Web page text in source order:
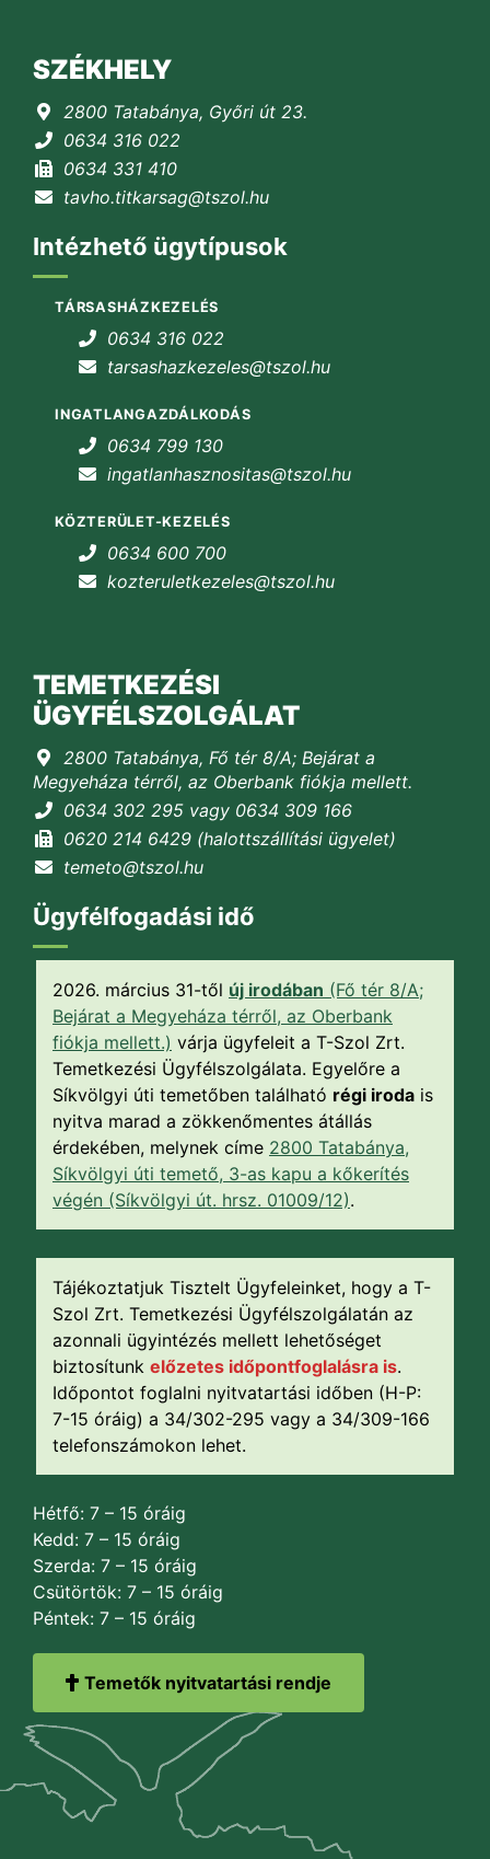
SZÉKHELY
2800 Tatabánya, Győri út 23.
0634 316 022
0634 331 410
tavho.titkarsag@tszol.hu
Intézhető ügytípusok
TÁRSASHÁZKEZELÉS
0634 316 022
tarsashazkezeles@tszol.hu
INGATLANGAZDÁLKODÁS
0634 799 130
ingatlanhasznositas@tszol.hu
KÖZTERÜLET-KEZELÉS
0634 600 700
kozteruletkezeles@tszol.hu
TEMETKEZÉSI
ÜGYFÉLSZOLGÁLAT
2800 Tatabánya, Fő tér 8/A; Bejárat a
Megyeháza térről, az Oberbank fiókja mellett.
0634 302 295 vagy 0634 309 166
0620 214 6429 (halottszállítási ügyelet)
temeto@tszol.hu
Ügyfélfogadási idő
2026. március 31-től új irodában (Fő tér 8/A;
Bejárat a Megyeháza térről, az Oberbank
fiókja mellett.) várja ügyfeleit a T-Szol Zrt.
Temetkezési Ügyfélszolgálata. Egyelőre a
Síkvölgyi úti temetőben található régi iroda is
nyitva marad a zökkenőmentes átállás
érdekében, melynek címe 2800 Tatabánya,
Síkvölgyi úti temető, 3-as kapu a kőkerítés
végén (Síkvölgyi út. hrsz. 01009/12).
Tájékoztatjuk Tisztelt Ügyfeleinket, hogy a T-
Szol Zrt. Temetkezési Ügyfélszolgálatán az
azonnali ügyintézés mellett lehetőséget
biztosítunk előzetes időpontfoglalásra is.
Időpontot foglalni nyitvatartási időben (H-P:
7-15 óráig) a 34/302-295 vagy a 34/309-166
telefonszámokon lehet.
Hétfő: 7 – 15 óráig
Kedd: 7 – 15 óráig
Szerda: 7 – 15 óráig
Csütörtök: 7 – 15 óráig
Péntek: 7 – 15 óráig
Temetők nyitvatartási rendje